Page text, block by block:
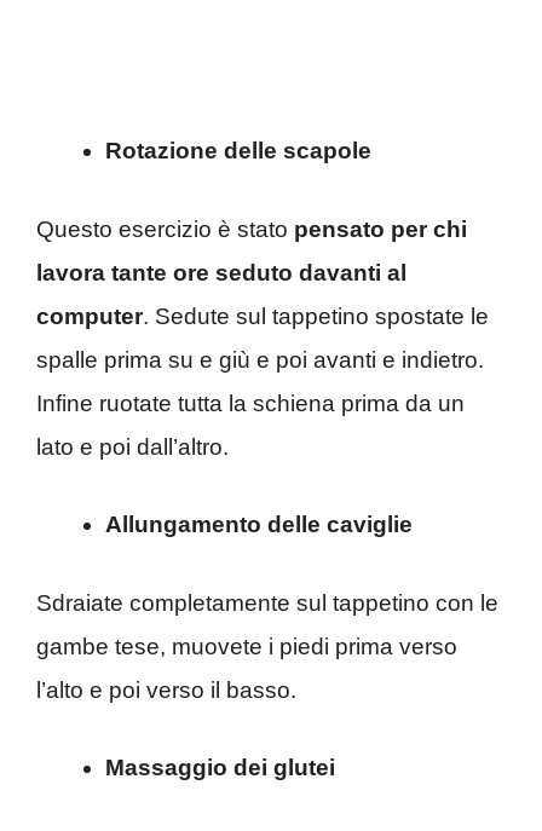
Rotazione delle scapole
Questo esercizio è stato pensato per chi
lavora tante ore seduto davanti al
computer. Sedute sul tappetino spostate le
spalle prima su e giù e poi avanti e indietro.
Infine ruotate tutta la schiena prima da un
lato e poi dall’altro.
Allungamento delle caviglie
Sdraiate completamente sul tappetino con le
gambe tese, muovete i piedi prima verso
l’alto e poi verso il basso.
Massaggio dei glutei